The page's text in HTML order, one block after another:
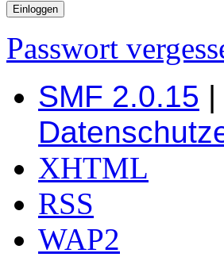
Passwort
SMF 2.0.15 |
XHTML
RSS
WAP2